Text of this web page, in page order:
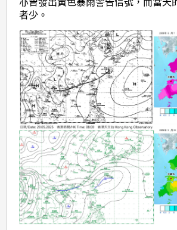
亦曾發出黃色暴雨警告信號，而當天
者少。